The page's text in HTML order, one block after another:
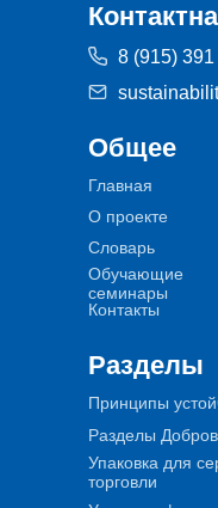
Разделы
8 (915)
Главная
Принципы
О проекте
Разделы
Упаковка для
торговли
Общее
Обучающие
семинары
Словарь
Контакты